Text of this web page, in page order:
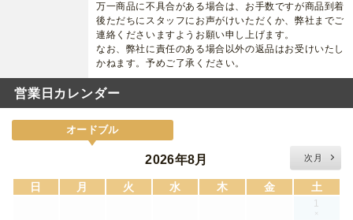
万一商品に不具合がある場合は、お手数ですが商品到着
後ただちにスタッフにお声がけいただくか、弊社までご
連絡くださいますようお願い申し上げます。
なお、弊社に責任のある場合以外の返品はお受けいたし
かねます。予めご了承ください。
営業日カレンダー
オードブル
2026年8月 次月
日 月 火 水 木 金 土
1
×